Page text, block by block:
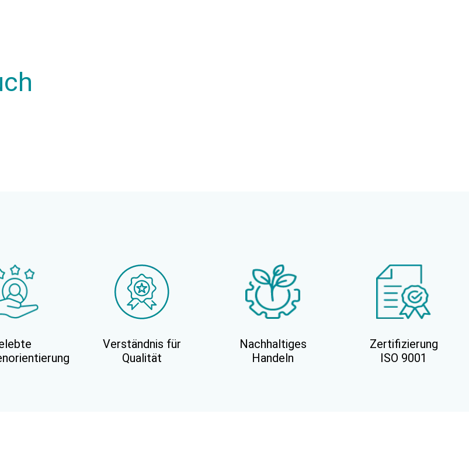
Verständnis für
Qualität
Nachhaltiges
Handeln
Zertifizierung
ISO 9001